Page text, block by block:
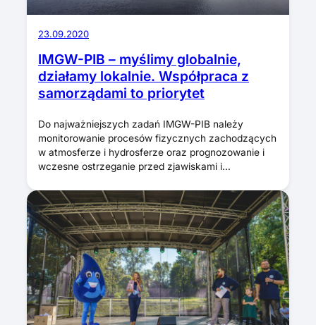
23.09.2020
IMGW-PIB – myślimy globalnie,
działamy lokalnie. Współpraca z
samorządami to priorytet
Do najważniejszych zadań IMGW-PIB należy
monitorowanie procesów fizycznych zachodzących
w atmosferze i hydrosferze oraz prognozowanie i
wczesne ostrzeganie przed zjawiskami i…